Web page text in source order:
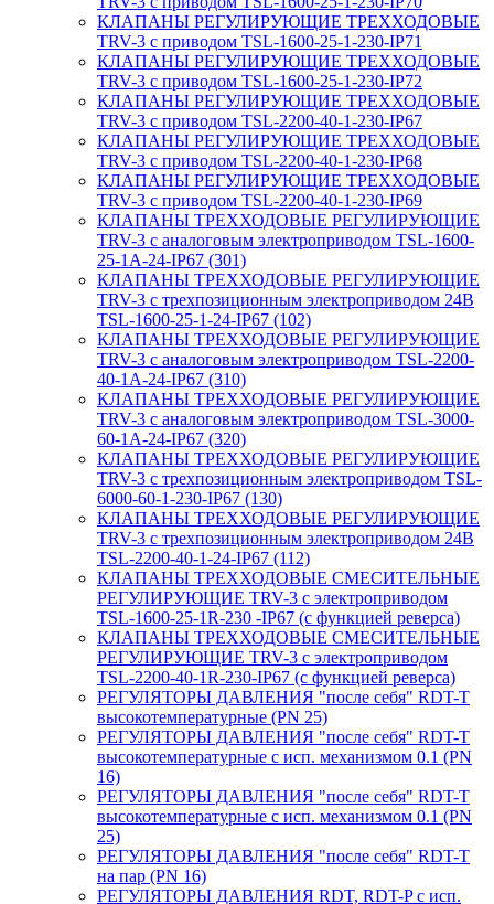
КЛАПАНЫ РЕГУЛИРУЮЩИЕ ТРЕХХОДОВЫЕ
TRV-3 с приводом TSL-1600-25-1-230-IP71
КЛАПАНЫ РЕГУЛИРУЮЩИЕ ТРЕХХОДОВЫЕ
TRV-3 с приводом TSL-1600-25-1-230-IP72
КЛАПАНЫ РЕГУЛИРУЮЩИЕ ТРЕХХОДОВЫЕ
TRV-3 с приводом TSL-2200-40-1-230-IP67
КЛАПАНЫ РЕГУЛИРУЮЩИЕ ТРЕХХОДОВЫЕ
TRV-3 с приводом TSL-2200-40-1-230-IP68
КЛАПАНЫ РЕГУЛИРУЮЩИЕ ТРЕХХОДОВЫЕ
TRV-3 с приводом TSL-2200-40-1-230-IP69
КЛАПАНЫ ТРЕХХОДОВЫЕ РЕГУЛИРУЮЩИЕ
TRV-3 с аналоговым электроприводом TSL-1600-
25-1А-24-IP67 (301)
КЛАПАНЫ ТРЕХХОДОВЫЕ РЕГУЛИРУЮЩИЕ
TRV-3 с трехпозиционным электроприводом 24В
TSL-1600-25-1-24-IP67 (102)
КЛАПАНЫ ТРЕХХОДОВЫЕ РЕГУЛИРУЮЩИЕ
TRV-3 с аналоговым электроприводом TSL-2200-
40-1А-24-IP67 (310)
КЛАПАНЫ ТРЕХХОДОВЫЕ РЕГУЛИРУЮЩИЕ
TRV-3 с аналоговым электроприводом TSL-3000-
60-1А-24-IP67 (320)
КЛАПАНЫ ТРЕХХОДОВЫЕ РЕГУЛИРУЮЩИЕ
TRV-3 с трехпозиционным электроприводом TSL-
6000-60-1-230-IP67 (130)
КЛАПАНЫ ТРЕХХОДОВЫЕ РЕГУЛИРУЮЩИЕ
TRV-3 с трехпозиционным электроприводом 24В
TSL-2200-40-1-24-IP67 (112)
КЛАПАНЫ ТРЕХХОДОВЫЕ СМЕСИТЕЛЬНЫЕ
РЕГУЛИРУЮЩИЕ TRV-3 с электроприводом
TSL-1600-25-1R-230 -IP67 (с функцией реверса)
КЛАПАНЫ ТРЕХХОДОВЫЕ СМЕСИТЕЛЬНЫЕ
РЕГУЛИРУЮЩИЕ TRV-3 с электроприводом
TSL-2200-40-1R-230-IP67 (с функцией реверса)
РЕГУЛЯТОРЫ ДАВЛЕНИЯ "после себя" RDT-T
высокотемпературные (PN 25)
РЕГУЛЯТОРЫ ДАВЛЕНИЯ "после себя" RDT-T
высокотемпературные с исп. механизмом 0.1 (PN
16)
РЕГУЛЯТОРЫ ДАВЛЕНИЯ "после себя" RDT-T
высокотемпературные с исп. механизмом 0.1 (PN
25)
РЕГУЛЯТОРЫ ДАВЛЕНИЯ "после себя" RDT-T
на пар (PN 16)
РЕГУЛЯТОРЫ ДАВЛЕНИЯ RDT, RDT-P с исп.